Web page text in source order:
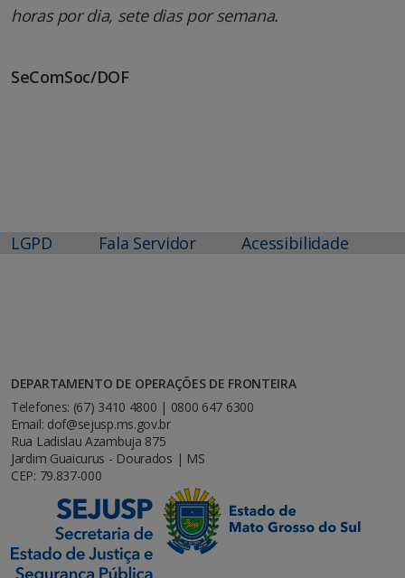
horas por dia, sete dias por semana.
SeComSoc/DOF
LGPD Fala Servidor Acessibilidade
DEPARTAMENTO DE OPERAÇÕES DE FRONTEIRA
Telefones: (67) 3410 4800 | 0800 647 6300
Email: dof@sejusp.ms.gov.br
Rua Ladislau Azambuja 875
Jardim Guaicurus - Dourados | MS
CEP: 79.837-000